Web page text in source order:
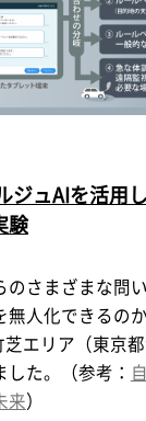
ュAIを活用
験
のさまざまな問
無人化できるの
エリア（東京
た。（参考：
来）